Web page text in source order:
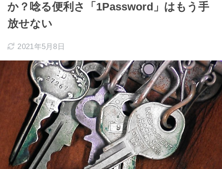
か？唸る便利さ「1Password」はもう手
放せない
2021年5月8日